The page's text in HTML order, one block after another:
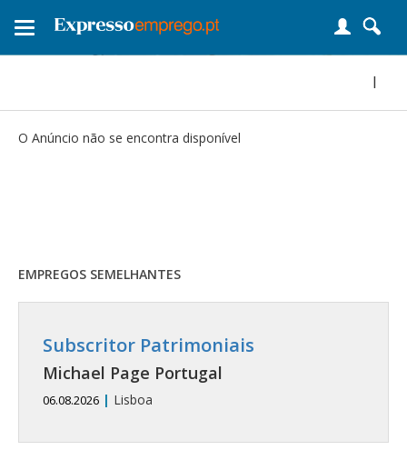
Toggle
|
O Anúncio não se encontra disponível
EMPREGOS SEMELHANTES
Subscritor Patrimoniais
Michael Page Portugal
06.08.2026 | Lisboa